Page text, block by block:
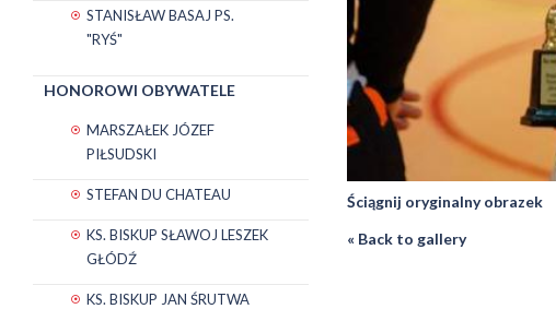
STANISŁAW BASAJ PS.
"RYŚ"
HONOROWI OBYWATELE
MARSZAŁEK JÓZEF
PIŁSUDSKI
STEFAN DU CHATEAU
KS. BISKUP SŁAWOJ LESZEK
GŁÓDŹ
KS. BISKUP JAN ŚRUTWA
Ściągnij oryginalny obrazek
« Back to gallery